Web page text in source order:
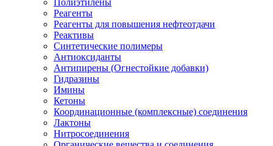
Полиэтилены
Реагенты
Реагенты для повышения нефтеотдачи
Реактивы
Синтетические полимеры
Антиоксиданты
Антипирены (Огнестойкие добавки)
Гидразины
Имины
Кетоны
Координационные (комплексные) соединения
Лактоны
Нитросоединения